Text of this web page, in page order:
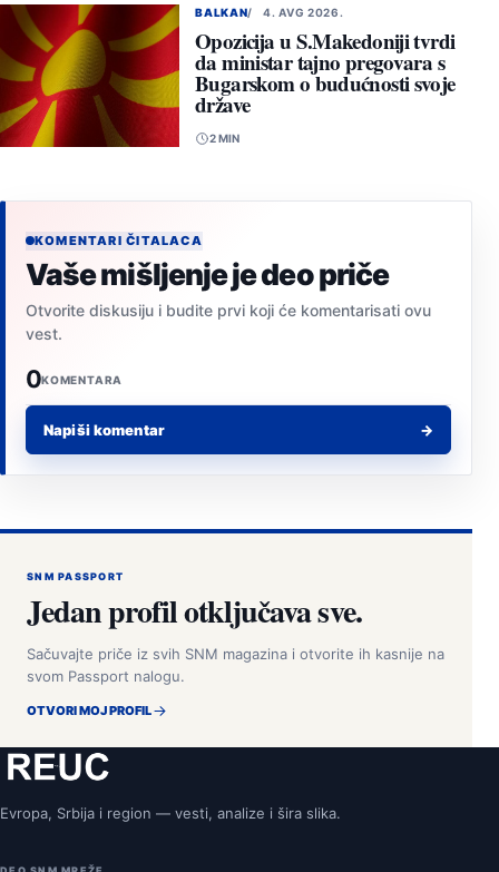
BALKAN 4. AVG 2026.
Opozicija u S.Makedoniji tvrdi
da ministar tajno pregovara s
Bugarskom o budućnosti svoje
države
2 MIN
KOMENTARI ČITALACA
Vaše mišljenje je deo priče
Otvorite diskusiju i budite prvi koji će komentarisati ovu
vest.
0KOMENTARA
Napiši komentar →
SNM PASSPORT
Jedan profil otključava sve.
Sačuvajte priče iz svih SNM magazina i otvorite ih kasnije na
svom Passport nalogu.
OTVORI MOJ PROFIL
Evropa, Srbija i region — vesti, analize i šira slika.